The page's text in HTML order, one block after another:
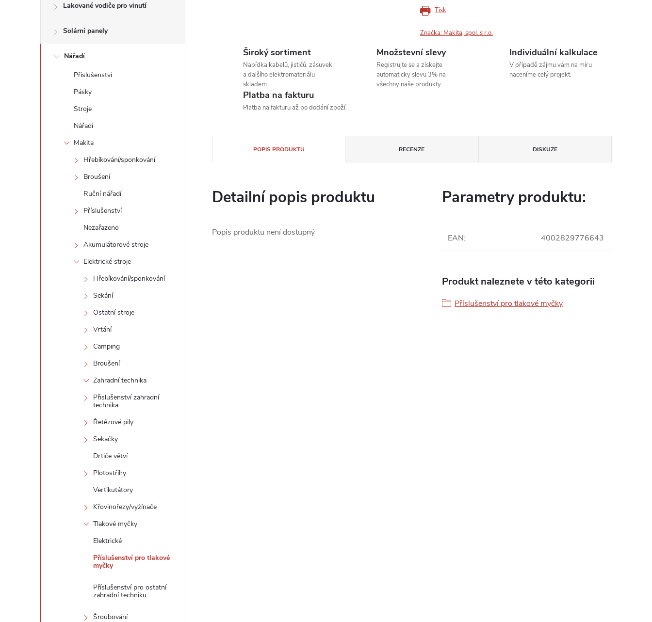
Lakované vodiče pro vinutí
Solární panely
Nářadí
Příslušenství
Pásky
Stroje
Nářadí
Makita
Hřebíkování/sponkování
Broušení
Ruční nářadí
Příslušenství
Nezařazeno
Akumulátorové stroje
Elektrické stroje
Hřebíkování/sponkování
Sekání
Ostatní stroje
Vrtání
Camping
Broušení
Zahradní technika
Přislušenství zahradní
technika
Řetězové pily
Sekačky
Drtiče větví
Plotostřihy
Vertikutátory
Křovinořezy/vyžínače
Tlakové myčky
Elektrické
Příslušenství pro tlakové
myčky
Příslušenství pro ostatní
zahradní techniku
Šroubování
Tisk
Značka: Makita, spol. s r.o.
Široký sortiment
Nabídka kabelů, jističů, zásuvek
a dalšího elektromateriálu
skladem.
Množstevní slevy
Registrujte se a získejte
automaticky slevu 3% na
všechny naše produkty.
Individuální kalkulace
V případě zájmu vám na míru
naceníme celý projekt.
Platba na fakturu
Platba na fakturu až po dodání zboží.
POPIS PRODUKTU RECENZE DISKUZE
Detailní popis produktu
Popis produktu není dostupný
Parametry produktu:
EAN: 4002829776643
Produkt naleznete v této kategorii
Příslušenství pro tlakové myčky